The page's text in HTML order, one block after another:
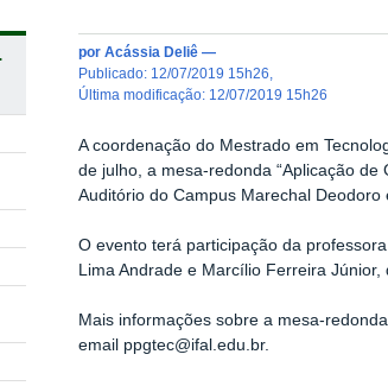
porAcássia Deliê —
publicado: 12/07/2019 15h26
última modificação: 12/07/2019 15h26
A coordenação do Mestrado em
de julho, a mesa-redonda “Aplicação
Auditório do Campus Marechal
O evento terá participaçãoda
Lima Andrade e Marcílio Ferreira Júnior,
Mais informações sobre a mesa-
email ppgtec@ifal.edu.br.